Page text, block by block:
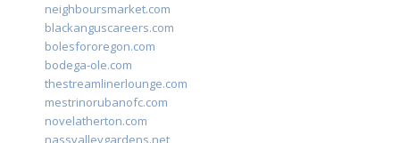
neighboursmarket.com
blackanguscareers.com
bolesfororegon.com
bodega-ole.com
thestreamlinerlounge.com
mestrinorubanofc.com
novelatherton.com
nassvalleygardens.net